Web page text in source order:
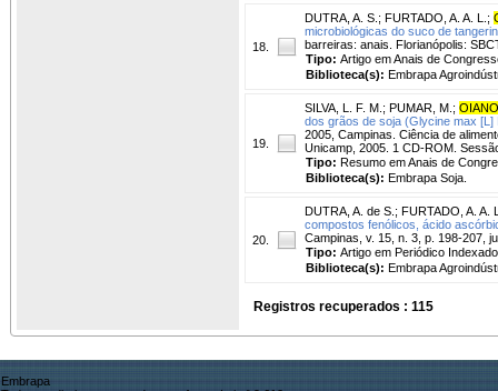
18.
DUTRA, A. S. ; FURTADO, A. A. L. ;
microbiológicas do suco de
barreiras: anais. Florianópolis:
Tipo: Artigo em Anais de
Biblioteca(s): Embrapa
19.
SILVA, L. F. M. ; PUMAR, M. ;
dos grãos de soja (Glycine max
2005, Campinas. Ciência de
Unicamp, 2005. 1 CD-ROM.
Tipo: Resumo em Anais de
Biblioteca(s): Embrapa Soja.
20.
DUTRA, A. de S. ; FURTADO, A. A.
compostos fenólicos, ácido
Campinas, v. 15, n. 3, p. 198-207,
Tipo: Artigo em Periódico Indexado
Biblioteca(s): Embrapa
Registros recuperados : 115
Embrapa